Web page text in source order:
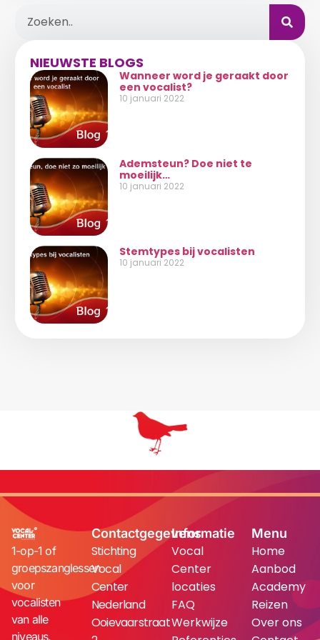
NIEUWSTE BLOGS
Wanneer word je geraakt door
een vocalist?
10 januari 2022
Ademsteun? Doe niet te
moeilijk…
10 januari 2022
Stemtypes bij vocalisten
10 januari 2022
1-op-1 of
groepszanglessen
voor
vocalisten
van alle
niveaus.
Contactgegevens
Stichting
Vocal
Center
Nederland
Ooievaarstraat
Informatie
Vocal
Center
locaties
FAQ
Werkwijze
Menu
Home
Aanbod
Academy
Reizen
Over ons